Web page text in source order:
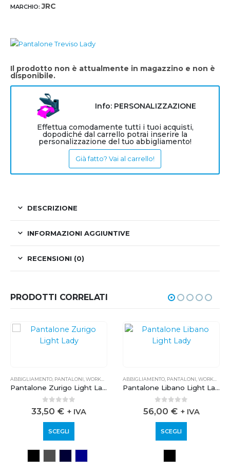
MARCHIO:JRC
Il prodotto non è attualmente in magazzino e non è
disponibile.
Info: PERSONALIZZAZIONE
Effettua comodamente tutti i tuoi acquisti,
dopodiché dal carrello potrai inserire la
personalizzazione del tuo abbigliamento!
Già fatto? Vai al carrello!
DESCRIZIONE
INFORMAZIONI AGGIUNTIVE
RECENSIONI (0)
PRODOTTI CORRELATI
ABBIGLIAMENTO, PANTALONI,WORKWEAR
Pantalone Zurigo Light Lady
0out of 5
33,50 € + IVA
SCEGLI
ABBIGLIAMENTO, PANTALONI,WORKWEAR
Pantalone Libano Light Lady
0out of 5
56,00 € + IVA
SCEGLI